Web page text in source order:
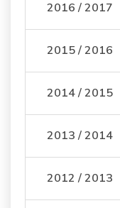
2016 / 2017
2015 / 2016
2014 / 2015
2013 / 2014
2012 / 2013